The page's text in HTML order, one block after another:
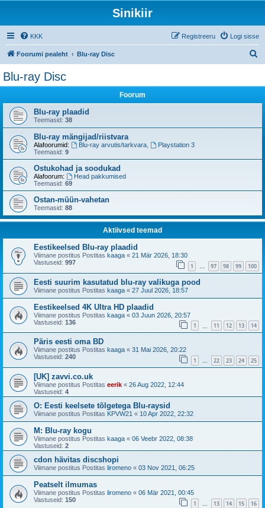
Sinikiir
KKK Logi sisse
Registreeru
Foorumi pealeht Blu-ray Disc
Blu-ray Disc
Foorum
Blu-ray plaadid
Teemasid: 38
Blu-ray mängijad/riistvara
Alafoorumid: Blu-ray arvutis/tarkvara,
Playstation 3
Teemasid: 9
Ostukohad ja soodukad
Alafoorum:
Head pakkumised
Teemasid: 69
Ostan-müün-vahetan
Teemasid: 88
Aktiivsed teemad
Eestikeelsed Blu-ray plaadid
Viimane postitus Postitas kaaga « 21 Mär 2026, 18:30
Vastuseid: 997 1 … 97 98 99 100
Eesti suurim kasutatud blu-ray valikuga pood
Viimane postitus Postitas kaaga « 27 Juul 2026, 18:57
Eestikeelsed 4K Ultra HD plaadid
Viimane postitus Postitas kaaga « 03 Juun 2026, 20:57
Vastuseid: 136 1 11 12 13 14
Päris eesti oma BD
Viimane postitus Postitas kaaga « 31 Mai 2026, 20:22
Vastuseid: 240 1 … 22 23 24 25
[UK] zavvi.co.uk
Viimane postitus Postitas eerik « 26 Aug 2022, 12:44
Vastuseid: 4
O: Eesti keelsete tõlgetega Blu-raysid
Viimane postitus Postitas KPVW21 « 10 Apr 2022, 22:32
M: Blu-ray kogu
Viimane postitus Postitas kaaga « 06 Veebr 2022, 08:38
Vastuseid: 2
cdon hävitas discshopi
Viimane postitus Postitas liromeno « 03 Nov 2021, 06:25
Peatselt ilmumas
Viimane postitus Postitas liromeno « 06 Mär 2021, 00:45
Vastuseid: 150 1 … 13 14 15 16